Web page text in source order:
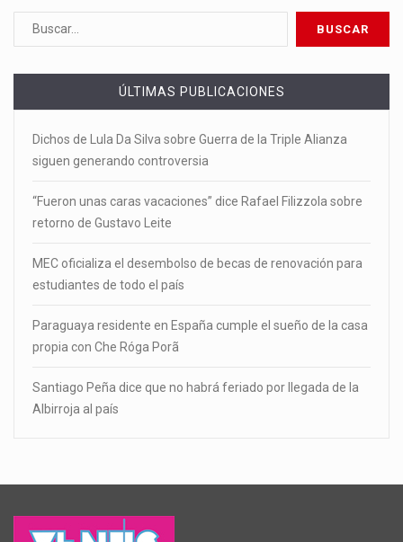
ÚLTIMAS PUBLICACIONES
Dichos de Lula Da Silva sobre Guerra de la Triple Alianza
siguen generando controversia
“Fueron unas caras vacaciones” dice Rafael Filizzola sobre
retorno de Gustavo Leite
MEC oficializa el desembolso de becas de renovación para
estudiantes de todo el país
Paraguaya residente en España cumple el sueño de la casa
propia con Che Róga Porã
Santiago Peña dice que no habrá feriado por llegada de la
Albirroja al país